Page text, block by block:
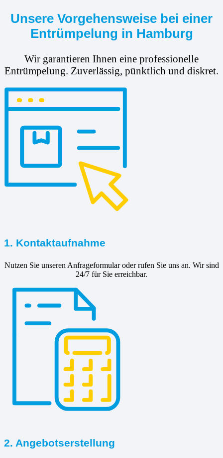
Unsere Vorgehensweise bei einer
Entrümpelung in Hamburg
Wir garantieren Ihnen eine professionelle
Entrümpelung. Zuverlässig, pünktlich und diskret.
1. Kontaktaufnahme
Nutzen Sie unseren Anfrageformular oder rufen Sie uns an. Wir sind
24/7 für Sie erreichbar.
2. Angebotserstellung